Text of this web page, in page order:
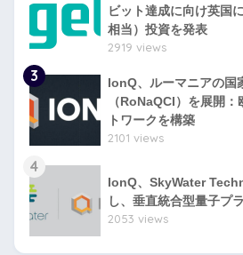
ビット達成に向け英国
相当）投資を発表
2919 views
3
IonQ、ルーマニアの国
（RoNaQCI）を展開
トワークを構築
2101 views
4
IonQ、SkyWater
し、垂直統合型量子プ
2053 views